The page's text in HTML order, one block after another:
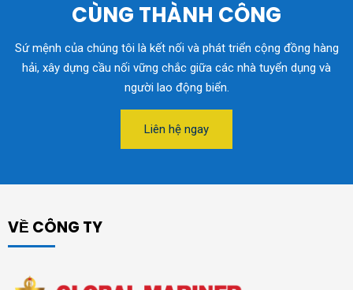
CÙNG THÀNH CÔNG
Sứ mệnh của chúng tôi là kết nối và phát triển cộng đồng hàng
hải, xây dựng cầu nối vững chắc giữa các nhà tuyển dụng và
người lao động biển.
Liên hệ ngay
VỀ CÔNG TY